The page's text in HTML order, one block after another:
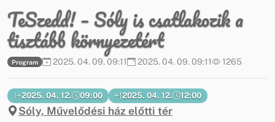
TeSzedd! – Sóly is csatlakozik a
tisztább környezetért
Program 2025. 04. 09. 09:11 2025. 04. 09. 09:11 1265
2025. 04. 12. 09:00 2025. 04. 12. 12:00
Sóly, Művelődési ház előtti tér